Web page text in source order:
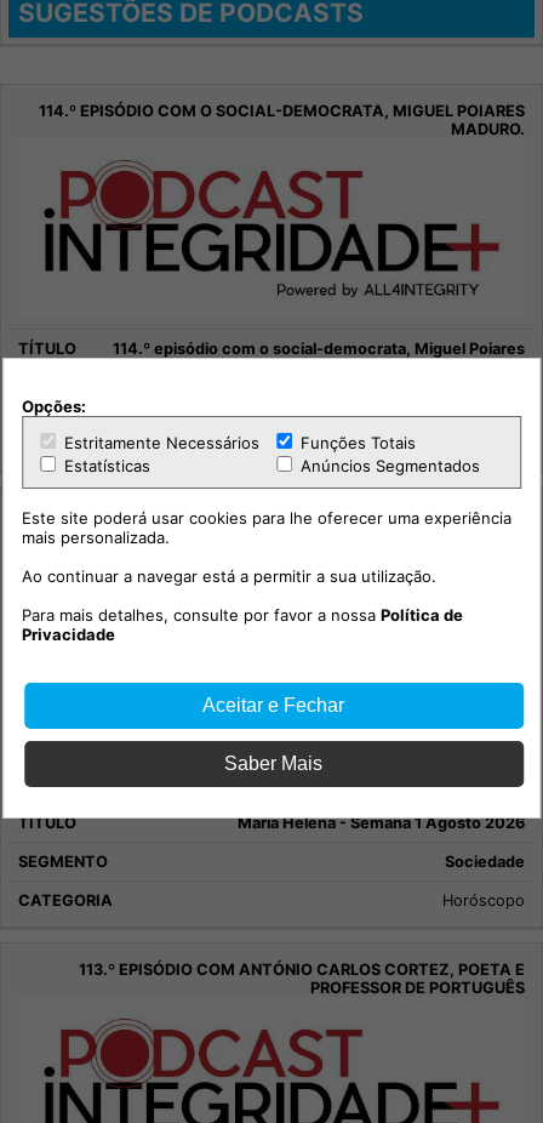
SUGESTÕES DE PODCASTS
114.º episódio com o social-democrata, Miguel Poiares
Maria Helena - Semana 1 Agosto 2026
Sociedade
Horóscopo
Opções:
Estritamente Necessários
Funções Totais
Estatísticas
Anúncios Segmentados
Este site poderá usar cookies para lhe oferecer uma experiência
mais personalizada.
Ao continuar a navegar está a permitir a sua utilização.
Para mais detalhes, consulte por favor a nossaPolítica de
Privacidade
Aceitar e Fechar
Saber Mais